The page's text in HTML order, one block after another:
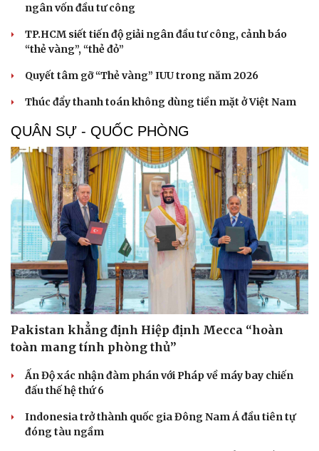
ngân vốn đầu tư công
TP.HCM siết tiến độ giải ngân đầu tư công, cảnh báo
“thẻ vàng”, “thẻ đỏ”
Quyết tâm gỡ “Thẻ vàng” IUU trong năm 2026
Thúc đẩy thanh toán không dùng tiền mặt ở Việt Nam
QUÂN SỰ - QUỐC PHÒNG
Pakistan khẳng định Hiệp định Mecca “hoàn
toàn mang tính phòng thủ”
Ấn Độ xác nhận đàm phán với Pháp về máy bay chiến
đấu thế hệ thứ 6
Indonesia trở thành quốc gia Đông Nam Á đầu tiên tự
đóng tàu ngầm